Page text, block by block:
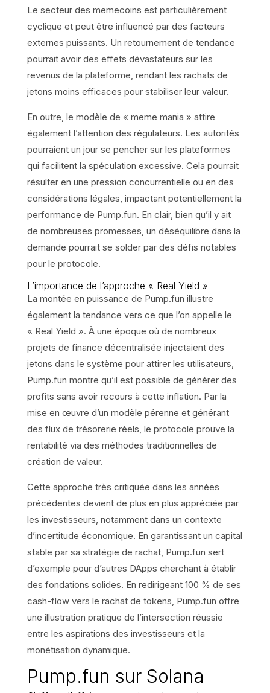
Le secteur des memecoins est particulièrement
cyclique et peut être influencé par des facteurs
externes puissants. Un retournement de tendance
pourrait avoir des effets dévastateurs sur les
revenus de la plateforme, rendant les rachats de
jetons moins efficaces pour stabiliser leur valeur.
En outre, le modèle de « meme mania » attire
également l’attention des régulateurs. Les autorités
pourraient un jour se pencher sur les plateformes
qui facilitent la spéculation excessive. Cela pourrait
résulter en une pression concurrentielle ou en des
considérations légales, impactant potentiellement la
performance de Pump.fun. En clair, bien qu’il y ait
de nombreuses promesses, un déséquilibre dans la
demande pourrait se solder par des défis notables
pour le protocole.
L’importance de l’approche « Real Yield »
La montée en puissance de Pump.fun illustre
également la tendance vers ce que l’on appelle le
« Real Yield ». À une époque où de nombreux
projets de finance décentralisée injectaient des
jetons dans le système pour attirer les utilisateurs,
Pump.fun montre qu’il est possible de générer des
profits sans avoir recours à cette inflation. Par la
mise en œuvre d’un modèle pérenne et générant
des flux de trésorerie réels, le protocole prouve la
rentabilité via des méthodes traditionnelles de
création de valeur.
Cette approche très critiquée dans les années
précédentes devient de plus en plus appréciée par
les investisseurs, notamment dans un contexte
d’incertitude économique. En garantissant un capital
stable par sa stratégie de rachat, Pump.fun sert
d’exemple pour d’autres DApps cherchant à établir
des fondations solides. En redirigeant 100 % de ses
cash-flow vers le rachat de tokens, Pump.fun offre
une illustration pratique de l’intersection réussie
entre les aspirations des investisseurs et la
monétisation dynamique.
Pump.fun sur Solana